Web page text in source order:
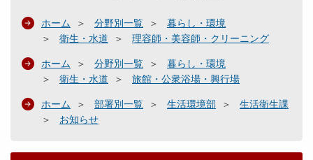
ホーム 分野別一覧
暮らし・環境
衛生・水道
理容師・美容師・クリーニング
ホーム 分野別一覧
暮らし・環境
衛生・水道
旅館・公衆浴場・興行場
ホーム 部署別一覧 生活環境部
生活衛生課
お知らせ